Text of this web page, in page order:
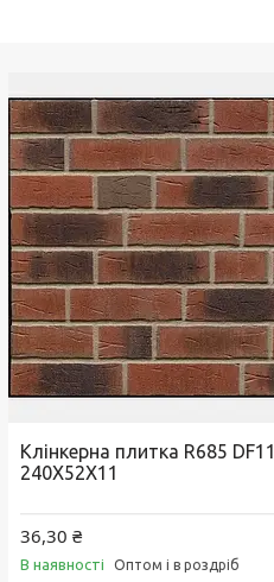
Купити
Клінкерна плитка R685 DF11
240X52X11
36,30 ₴
В наявності Оптом і в роздріб